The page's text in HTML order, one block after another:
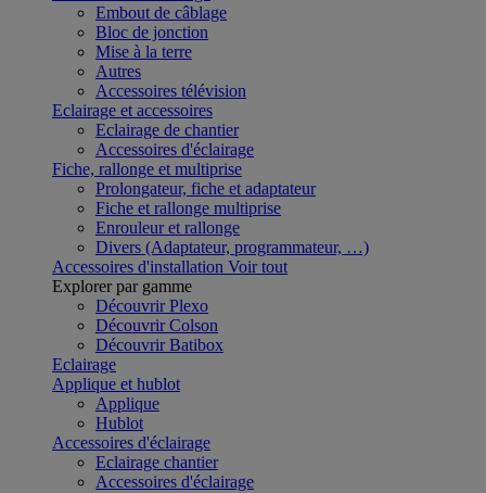
Embout de câblage
Bloc de jonction
Mise à la terre
Autres
Accessoires télévision
Eclairage et accessoires
Eclairage de chantier
Accessoires d'éclairage
Fiche, rallonge et multiprise
Prolongateur, fiche et adaptateur
Fiche et rallonge multiprise
Enrouleur et rallonge
Divers (Adaptateur, programmateur, …)
Accessoires d'installation Voir tout
Explorer par gamme
Découvrir Plexo
Découvrir Colson
Découvrir Batibox
Eclairage
Applique et hublot
Applique
Hublot
Accessoires d'éclairage
Eclairage chantier
Accessoires d'éclairage